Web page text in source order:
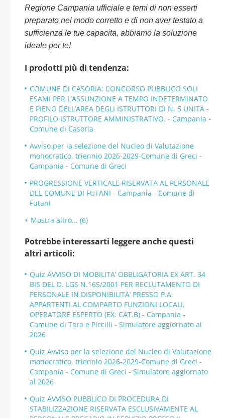
Regione Campania ufficiale e temi di non esserti
preparato nel modo corretto e di non aver testato a
sufficienza le tue capacita, abbiamo la soluzione
ideale per te!
I prodotti più di tendenza:
COMUNE DI CASORIA: CONCORSO PUBBLICO SOLI
ESAMI PER L’ASSUNZIONE A TEMPO INDETERMINATO
E PIENO DELL’AREA DEGLI ISTRUTTORI DI N. 5 UNITÀ -
PROFILO ISTRUTTORE AMMINISTRATIVO. - Campania -
Comune di Casoria
Avviso per la selezione del Nucleo di Valutazione
monocratico, triennio 2026-2029-Comune di Greci -
Campania - Comune di Greci
PROGRESSIONE VERTICALE RISERVATA AL PERSONALE
DEL COMUNE DI FUTANI - Campania - Comune di
Futani
Mostra altro... (6)
Potrebbe interessarti leggere anche questi
altri articoli:
Quiz AVVISO DI MOBILITA’ OBBLIGATORIA EX ART. 34
BIS DEL D. LGS N.165/2001 PER RECLUTAMENTO DI
PERSONALE IN DISPONIBILITA’ PRESSO P.A.
APPARTENTI AL COMPARTO FUNZIONI LOCALI,
OPERATORE ESPERTO (EX. CAT.B) - Campania -
Comune di Tora e Piccilli - Simulatore aggiornato al
2026
Quiz Avviso per la selezione del Nucleo di Valutazione
monocratico, triennio 2026-2029-Comune di Greci -
Campania - Comune di Greci - Simulatore aggiornato
al 2026
Quiz AVVISO PUBBLICO DI PROCEDURA DI
STABILIZZAZIONE RISERVATA ESCLUSIVAMENTE AL